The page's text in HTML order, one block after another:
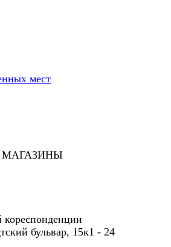
мест
кореспонденции
бульвар, 15к1 - 24